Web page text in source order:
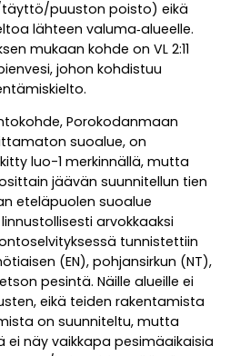
puuston poisto) eikä
lähteen valuma‑alueelle.
mukaan kohde on VL 2:11
johon kohdistuu
Porokodanmaan
suoalue, on
luo-1 merkinnällä, mutta
jäävän suunnitellun tien
eteläpuolen suoalue
arvokkaaksi
tunnistettiin
(EN), pohjansirkun (NT),
pesintä. Näille alueille ei
eikä teiden rakentamista
on suunniteltu, mutta
ei näy vaikkapa pesimäaikaisia